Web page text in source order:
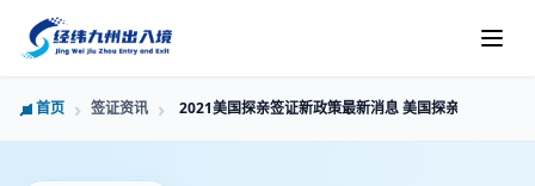
首页 签证资讯 2021美国探亲签证新政策最新消息 美国探亲签证如何办